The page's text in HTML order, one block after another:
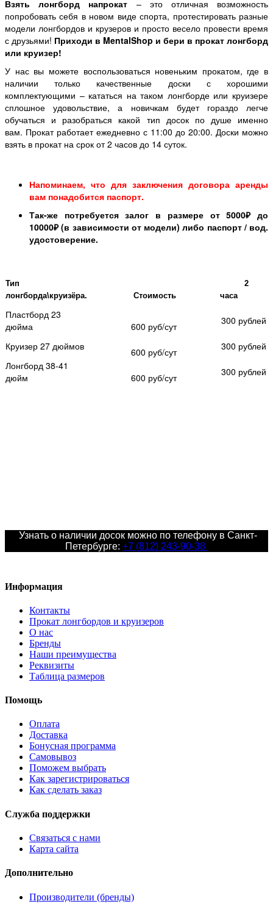
Взять лонгборд напрокат – это отличная возможность
попробовать себя в новом виде спорта, протестировать разные
модели лонгбордов и крузеров и просто весело провести время
с друзьями! Приходи в MentalShop и бери в прокат лонгборд
или круизер!
У нас вы можете воспользоваться новеньким прокатом, где в
наличии только качественные доски с хорошими
комплектующими – кататься на таком лонгборде или круизере
сплошное удовольствие, а новичкам будет гораздо легче
обучаться и разобраться какой тип досок по душе именно
вам. Прокат работает ежедневно с 11:00 до 20:00. Доски можно
взять в прокат на срок от 2 часов до 14 суток.
Напоминаем, что для заключения договора аренды
вам понадобится паспорт.
Так-же потребуется залог в размере от 5000₽ до
10000₽ (в зависимости от модели) либо паспорт / вод.
удостоверение.
Тип
лонгборда\круизёра.
Стоимость
2
часа
Пластборд 23
дюйма
600 руб/сут 300 рублей
Круизер 27 дюймов 600 руб/сут 300 рублей
Лонгборд 38-41
дюйм
600 руб/сут 300 рублей
Узнать о наличии досок можно по телефону в Санкт-
Петербурге: +7 (812) 243-90-38
Информация
Контакты
Прокат лонгбордов и круизеров
О нас
Бренды
Наши преимущества
Реквизиты
Таблица размеров
Помощь
Оплата
Доставка
Бонусная программа
Самовывоз
Поможем выбрать
Как зарегистрироваться
Как сделать заказ
Служба поддержки
Связаться с нами
Карта сайта
Дополнительно
Производители (бренды)